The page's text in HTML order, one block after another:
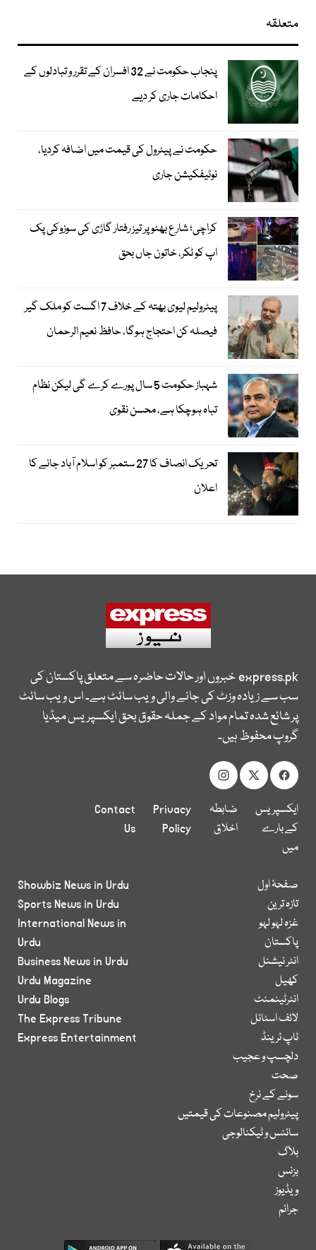
متعلقہ
پنجاب حکومت نے 32 افسران کے تقرر و تبادلوں کے
احکامات جاری کر دیے
حکومت نے پیٹرول کی قیمت میں اضافہ کردیا،
نوٹیفکیشن جاری
کراچی؛ شارع بھٹو پر تیز رفتار گاڑی کی سوزوکی پک
اپ کو ٹکر، خاتون جاں بحق
پیٹرولیم لیوی بھتہ کے خلاف 7 اگست کو ملک گیر
فیصلہ کن احتجاج ہوگا، حافظ نعیم الرحمان
شہباز حکومت 5 سال پورے کرے گی لیکن نظام
تباہ ہوچکا ہے، محسن نقوی
تحریک انصاف کا 27 ستمبر کو اسلام آباد جانے کا
اعلان
express.pkخبروں اور حالات حاضرہ سے متعلق پاکستان کی
سب سے زیادہ وزٹ کی جانے والی ویب سائٹ ہے۔ اس ویب سائٹ
پر شائع شدہ تمام مواد کے جملہ حقوق بحق ایکسپریس میڈیا
گروپ محفوظ ہیں۔
ایکسپریس
کے بارے
میں
ضابطہ
اخلاق
Privacy
Policy
Contact
Us
صفحۂ اول
تازہ ترین
غزہ لہو لہو
پاکستان
انٹر نیشنل
کھیل
انٹرٹینمنٹ
لائف اسٹائل
ٹاپ ٹرینڈ
دلچسپ و عجیب
صحت
سونے کے نرخ
پیٹرولیم مصنوعات کی قیمتیں
سائنس و ٹیکنالوجی
بلاگ
بزنس
ویڈیوز
جرائم
Showbiz News in Urdu
Sports News in Urdu
International News in
Urdu
Business News in Urdu
Urdu Magazine
Urdu Blogs
The Express Tribune
Express Entertainment